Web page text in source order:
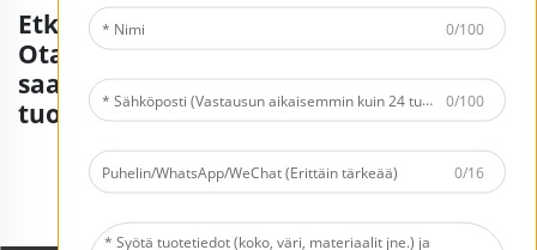
0/100
0/100
0/16
Etkö löydä etsimääsi?
Ota yhteyttä neuvontapalveluun
saadaksesi lisätietoja saatavilla olevista
tuotteista.
Pyydä tarjous nyt